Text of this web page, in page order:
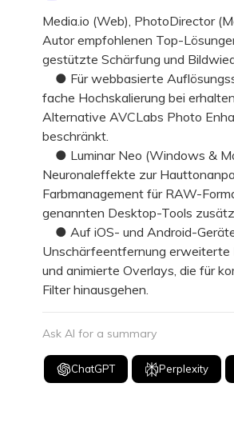
Media.io (Web), PhotoDirector
Autor empfohlenen Top-
gestützte Schärfung und
● Für webbasierte
fache Hochskalierung bei
Alternative AVCLabs Photo
beschränkt.
● Luminar Neo (Windows &
Neuronaleffekte zur
Farbmanagement für RAW-
genannten Desktop-Tools
● Auf iOS- und Android-
Unschärfeentfernung erweiterte
und animierte Overlays, die für
Filter hinausgehen.
Ask AI for a summary
ChatGPT Perplexity